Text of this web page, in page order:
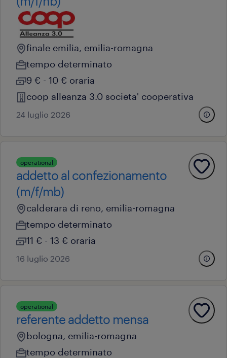
finale emilia, emilia-romagna
tempo determinato
9 € - 10 € oraria
coop alleanza 3.0 societa' cooperativa
24 luglio 2026
operational
addetto al confezionamento
(m/f/mb)
calderara di reno, emilia-romagna
tempo determinato
11 € - 13 € oraria
16 luglio 2026
operational
referente addetto mensa
bologna, emilia-romagna
tempo determinato